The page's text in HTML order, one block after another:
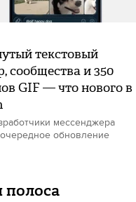
текстовый
сообщества и 350
GIF — что нового в
мессенджера
обновление
полоса